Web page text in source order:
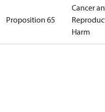
Proposition 65
Cancer
Harm